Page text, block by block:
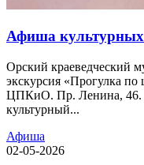
Афиша культурных
Орский краеведческий
экскурсия «Прогулка по
ЦПКиО. Пр. Ленина, 46.
культурный...
Афиша
02-05-2026